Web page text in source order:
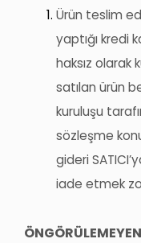
Ürün teslim
yaptığı kredi
haksız olarak
satılan ürün
kuruluşu
sözleşme
gideri
iade etmek